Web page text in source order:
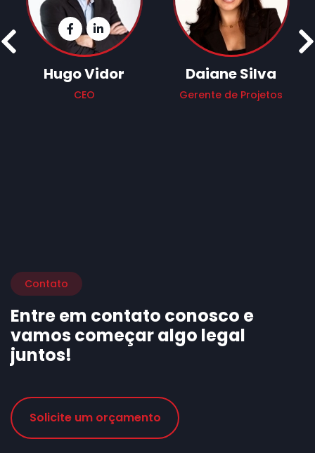
Facebook Ícone
Instagram Ícone
Hugo Vidor
CEO
Daiane Silva
Gerente de Projetos
Prev
Contato
Entre em contato conosco e
vamos começar algo legal
juntos!
Solicite um orçamento